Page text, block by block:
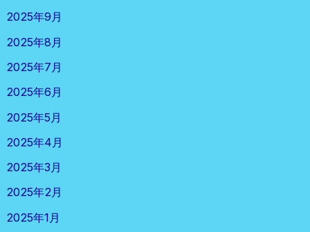
2025年9月
2025年8月
2025年7月
2025年6月
2025年5月
2025年4月
2025年3月
2025年2月
2025年1月